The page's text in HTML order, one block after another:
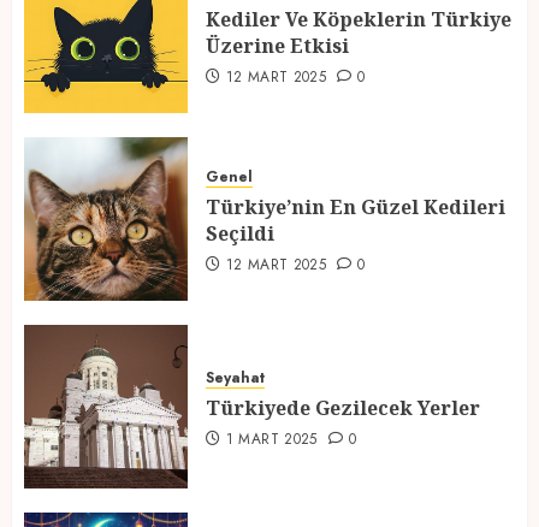
12 MART 2025 0
3
Seçildi
12 MART 2025 0
4
1 MART 2025
Kediler Ve Köpeklerin Türkiye
Üzerine Etkisi
12 MART 2025 0
Genel
Türkiye’nin En Güzel Kedileri
Seçildi
12 MART 2025 0
Seyahat
Türkiyede Gezilecek Yerler
1 MART 2025 0